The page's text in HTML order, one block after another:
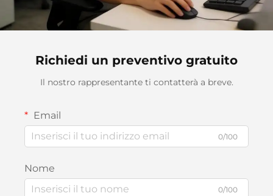
Richiedi un preventivo gratuito
Il nostro rappresentante ti contatterà a breve.
Email
0/100
Nome
0/100